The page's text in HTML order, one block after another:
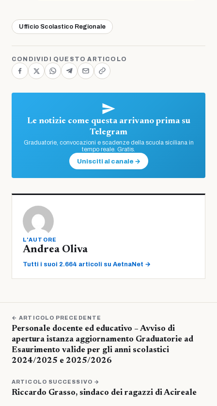
Ufficio Scolastico Regionale
CONDIVIDI QUESTO ARTICOLO
Le notizie come questa arrivano prima su
Telegram
Graduatorie, convocazioni e scadenze della scuola siciliana in
tempo reale. Gratis.
Unisciti al canale →
L'AUTORE
Andrea Oliva
Tutti i suoi 2.664 articoli su AetnaNet →
← ARTICOLO PRECEDENTE
Personale docente ed educativo – Avviso di
apertura istanza aggiornamento Graduatorie ad
Esaurimento valide per gli anni scolastici
2024/2025 e 2025/2026
ARTICOLO SUCCESSIVO →
Riccardo Grasso, sindaco dei ragazzi di Acireale